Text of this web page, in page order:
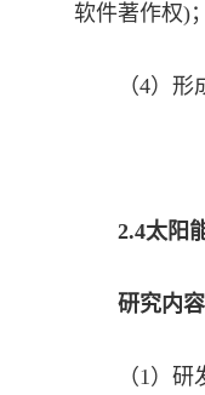
软件著作权)
（4）
2.4太阳
研究内
（1）